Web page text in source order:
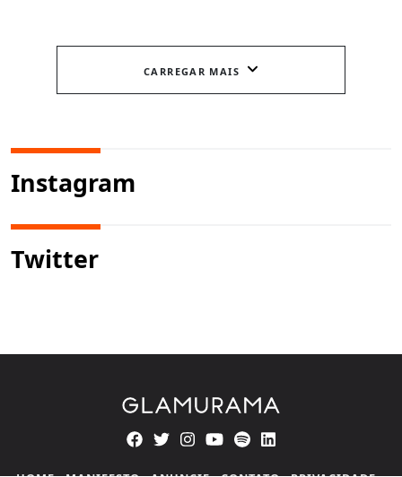
CARREGAR MAIS
Instagram
Twitter